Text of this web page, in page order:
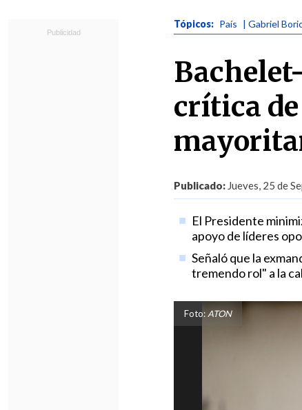
Tópicos: País | Gabriel
crítica
Publicado: Jueves, 25 de
El Presidente
apoyo de líderes
Señaló que la
tremendo rol" a la
Foto: ATON